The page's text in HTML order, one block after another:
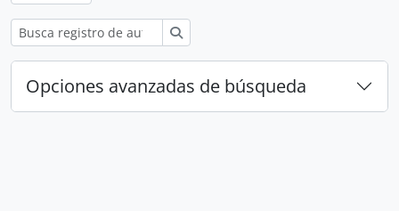
Opciones avanzadas de búsqueda